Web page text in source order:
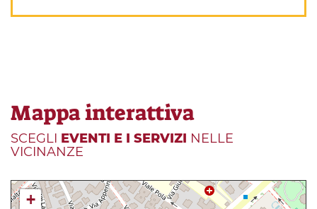
Mappa interattiva
SCEGLI EVENTI E I SERVIZI NELLE
VICINANZE
+